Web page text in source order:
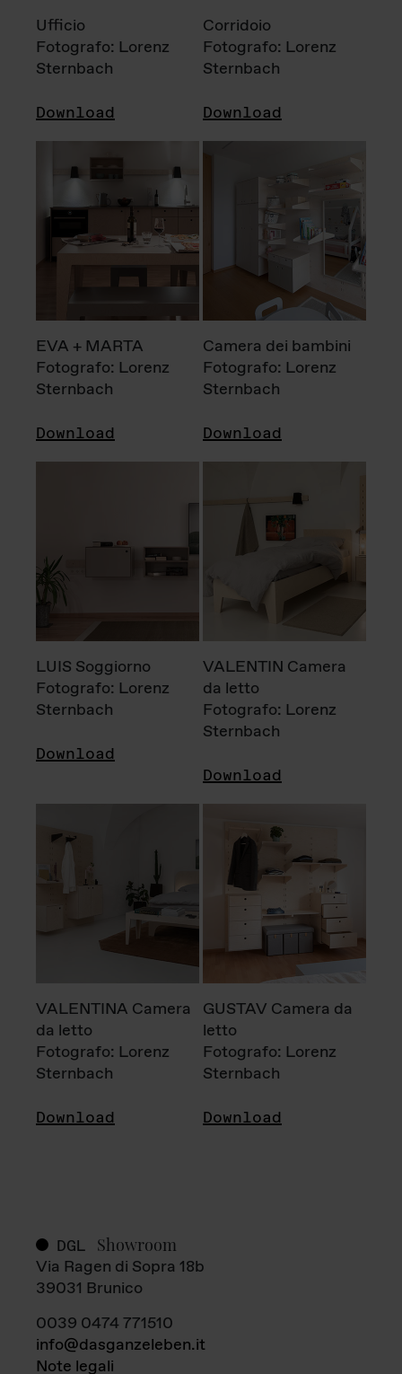
Ufficio
Fotografo: Lorenz
Sternbach
Download
Corridoio
Fotografo: Lorenz
Sternbach
Download
EVA + MARTA
Fotografo: Lorenz
Sternbach
Download
Camera dei bambini
Fotografo: Lorenz
Sternbach
Download
LUIS Soggiorno
Fotografo: Lorenz
Sternbach
Download
VALENTIN Camera
da letto
Fotografo: Lorenz
Sternbach
Download
VALENTINA Camera
da letto
Fotografo: Lorenz
Sternbach
Download
GUSTAV Camera da
letto
Fotografo: Lorenz
Sternbach
Download
DGL Showroom
Via Ragen di Sopra 18b
39031 Brunico
0039 0474 771510
info@dasganzeleben.it
Note legali